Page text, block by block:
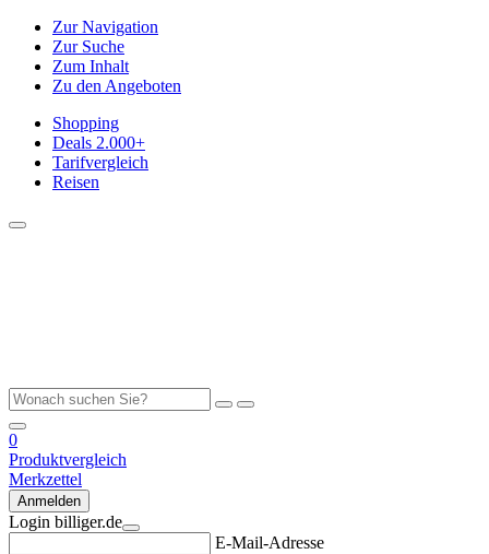
Zur Navigation
Zur Suche
Zum Inhalt
Zu den Angeboten
Shopping
Deals 2.000+
Tarifvergleich
Reisen
0
Produktvergleich
Merkzettel
Anmelden
Login billiger.de
E-Mail-Adresse